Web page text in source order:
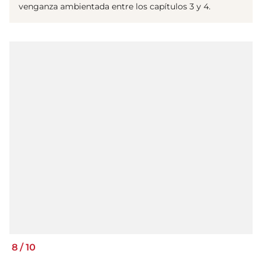
venganza ambientada entre los capítulos 3 y 4.
8 / 10